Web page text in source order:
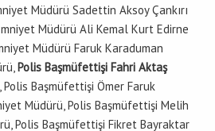
Müdürü Sadettin Aksoy Çankırı
Müdürü Ali Kemal Kurt Edirne
Müdürü Faruk Karaduman
Polis Başmüfettişi Fahri Aktaş
, Polis Başmüfettişi Ömer Faruk
Müdürü, Polis Başmüfettişi Melih
Polis Başmüfettişi Fikret Bayraktar